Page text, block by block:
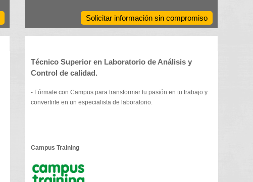
Solicitar información sin compromiso
Técnico Superior en Laboratorio de Análisis y
Control de calidad.
- Fórmate con Campus para transformar tu pasión en tu trabajo y
convertirte en un especialista de laboratorio.
Campus Training